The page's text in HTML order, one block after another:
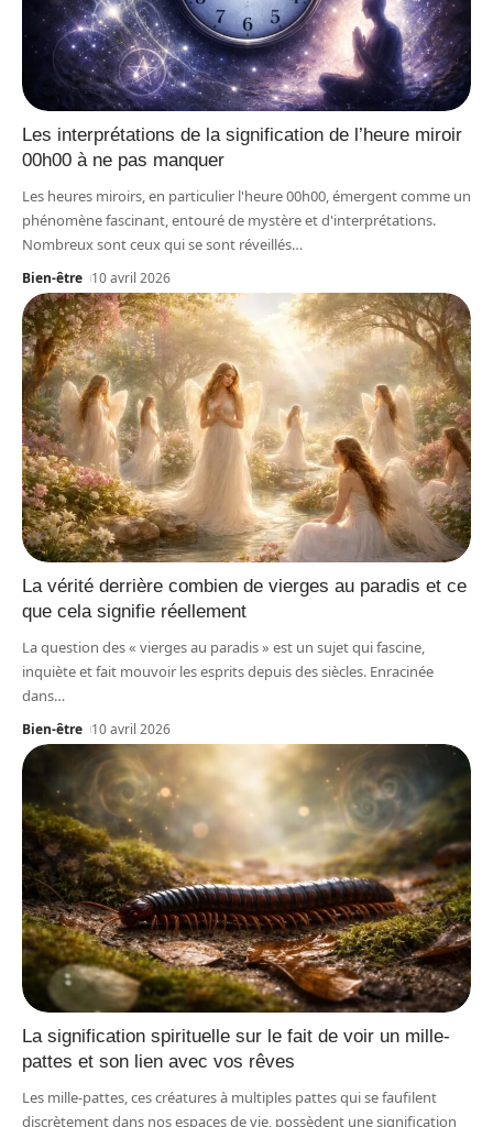
Les interprétations de la signification de l’heure miroir
00h00 à ne pas manquer
Les heures miroirs, en particulier l'heure 00h00, émergent comme un
phénomène fascinant, entouré de mystère et d'interprétations.
Nombreux sont ceux qui se sont réveillés…
Bien-être 10 avril 2026
La vérité derrière combien de vierges au paradis et ce
que cela signifie réellement
La question des « vierges au paradis » est un sujet qui fascine,
inquiète et fait mouvoir les esprits depuis des siècles. Enracinée
dans…
Bien-être 10 avril 2026
La signification spirituelle sur le fait de voir un mille-
pattes et son lien avec vos rêves
Les mille-pattes, ces créatures à multiples pattes qui se faufilent
discrètement dans nos espaces de vie, possèdent une signification